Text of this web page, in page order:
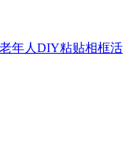
年人DIY粘贴相框活